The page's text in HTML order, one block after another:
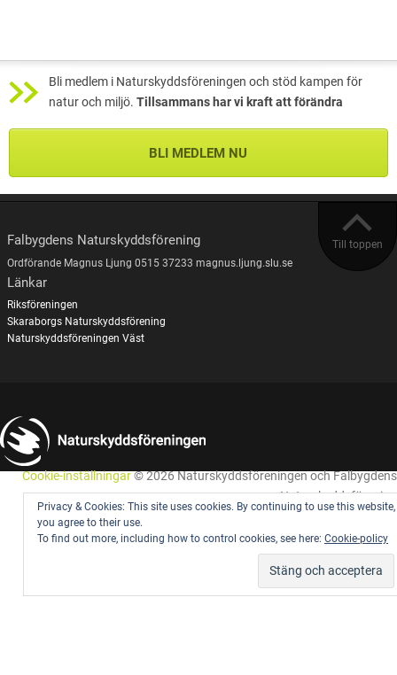
Bli medlem i Naturskyddsföreningen och stöd kampen för
natur och miljö. Tillsammans har vi kraft att förändra
BLI MEDLEM NU
Till toppen
Falbygdens Naturskyddsförening
Ordförande Magnus Ljung 0515 37233 magnus.ljung.slu.se
Länkar
Riksföreningen
Skaraborgs Naturskyddsförening
Naturskyddsföreningen Väst
Cookie-inställningar© 2026 Naturskyddsföreningen och Falbygdens
Naturskyddsförening
Privacy & Cookies: This site uses cookies. By continuing to use this website,
you agree to their use.
To find out more, including how to control cookies, see here: Cookie-policy